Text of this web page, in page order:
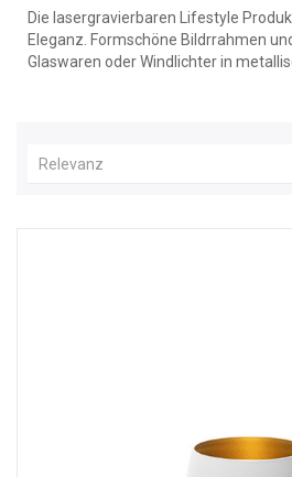
Die lasergravierbaren Lifestyle
Eleganz. Formschöne Bildrrahmen
Glaswaren oder Windlichter in
Relevanz